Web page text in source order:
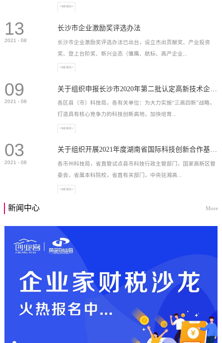
+MORE+
13
2021 - 08
长沙市企业激励奖评选办法
长沙市企业激励奖评选办法已出台，设立杰出贡献奖、产业投资
奖、登上台阶奖、新兴业态（雏鹰、航标、高产企业...
）奖等，最高奖励2...
+MORE+
09
2021 - 08
各区县（市）科技局，各有关单位：为大力实施“三高四新”战略，
打造具有核心竞争力的科技创新高地，加快培育...
高新技术企业，充分...
+MORE+
03
2021 - 08
关于组织开展2021年度湖南省国际科技创新合作基地申报工作的通知
各市州科技局，省直管试点县市科技行政主管部门，国家高新区管
委会，省属本科院校，省直有关部门，中央驻湘高...
+MORE+
新闻中心 More